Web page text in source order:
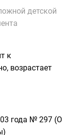
детской
к
возрастает
года № 297 (О